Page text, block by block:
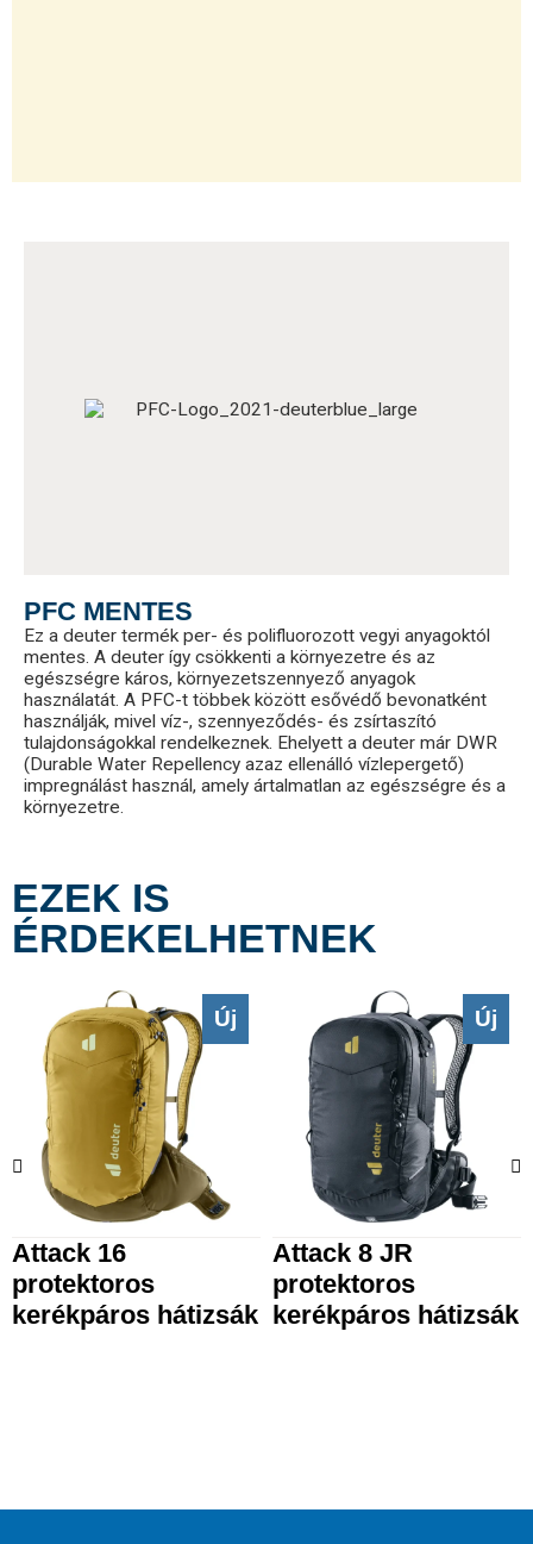
PFC MENTES
Ez a deuter termék per- és polifluorozott vegyi anyagoktól
mentes. A deuter így csökkenti a környezetre és az
egészségre káros, környezetszennyező anyagok
használatát. A PFC-t többek között esővédő bevonatként
használják, mivel víz-, szennyeződés- és zsírtaszító
tulajdonságokkal rendelkeznek. Ehelyett a deuter már DWR
(Durable Water Repellency azaz ellenálló vízlepergető)
impregnálást használ, amely ártalmatlan az egészségre és a
környezetre.
EZEK IS
ÉRDEKELHETNEK
Új
Attack 16
protektoros
kerékpáros hátizsák
Új
Attack 8 JR
protektoros
kerékpáros hátizsák